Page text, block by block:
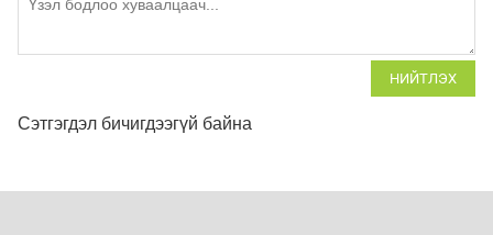
НИЙТЛЭХ
Сэтгэгдэл бичигдээгүй байна